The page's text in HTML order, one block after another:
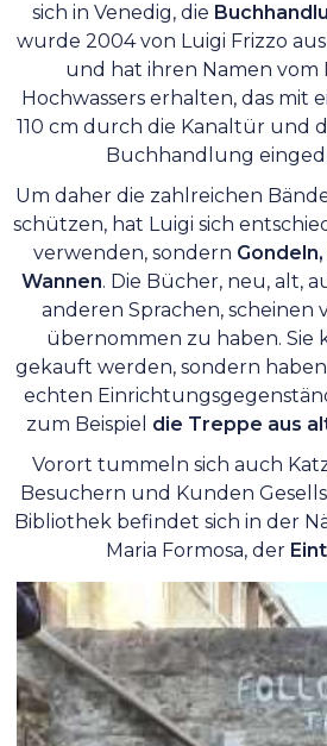
sich in Venedig, die
wurde 2004 von Luigi Frizzo
und hat ihren Namen vom
Hochwassers erhalten, das mit
110 cm durch die Kanaltür und
Buchhandlung
Um daher die zahlreichen
schützen, hat Luigi sich
verwenden, sondern
Wannen. Die Bücher, neu, alt,
anderen Sprachen, scheinen
übernommen zu haben. Sie
gekauft werden, sondern
echten
zum Beispiel die Treppe aus
Vorort tummeln sich auch
Besuchern und Kunden
Bibliothek befindet sich in der
Maria Formosa, der